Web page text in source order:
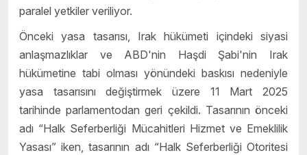
paralel yetkiler veriliyor.
Önceki yasa tasarısı, Irak hükümeti içindeki siyasi
anlaşmazlıklar ve ABD'nin Haşdi Şabi'nin Irak
hükümetine tabi olması yönündeki baskısı nedeniyle
yasa tasarısını değiştirmek üzere 11 Mart 2025
tarihinde parlamentodan geri çekildi. Tasarının önceki
adı “Halk Seferberliği Mücahitleri Hizmet ve Emeklilik
Yasası” iken, tasarının adı “Halk Seferberliği Otoritesi